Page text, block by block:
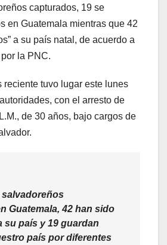
capturados, 19 se
en Guatemala mientras que 42
a su país natal, de acuerdo a
la PNC.
reciente tuvo lugar este lunes
con el arresto de
de 30 años, bajo cargos de
salvadoreños
Guatemala, 42 han sido
su país y 19 guardan
país por diferentes